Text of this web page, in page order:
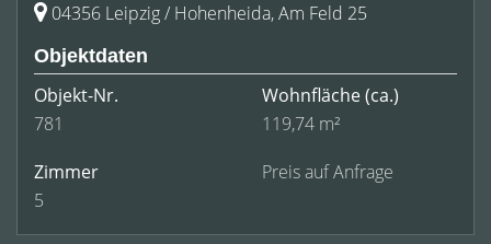
04356 Leipzig / Hohenheida, Am Feld 25
Objektdaten
Objekt-Nr.
781
Wohnfläche(ca.)
119,74 m²
Zimmer
5
Preis auf Anfrage